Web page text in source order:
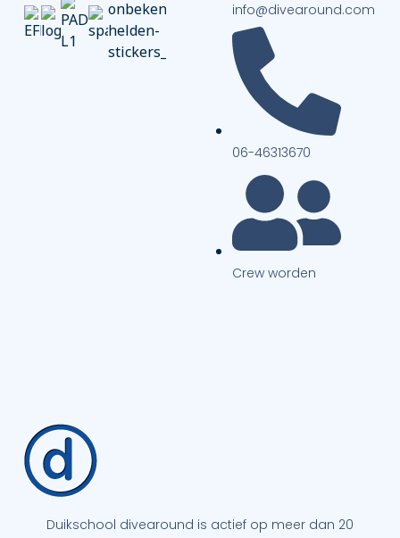
Duikschool divearound is actief op meer dan 20
info@divearound.com
06-46313670
Crew worden